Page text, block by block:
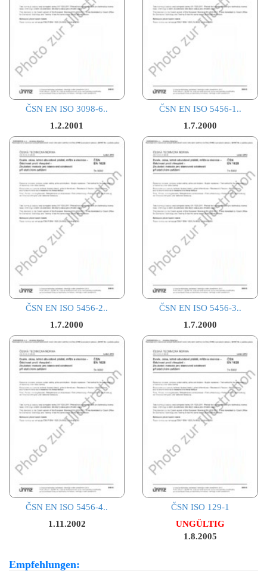
ČSN EN ISO 3098-6..
1.2.2001
ČSN EN ISO 5456-1..
1.7.2000
ČSN EN ISO 5456-2..
1.7.2000
ČSN EN ISO 5456-3..
1.7.2000
ČSN EN ISO 5456-4..
1.11.2002
ČSN ISO 129-1
UNGÜLTIG
1.8.2005
Empfehlungen: